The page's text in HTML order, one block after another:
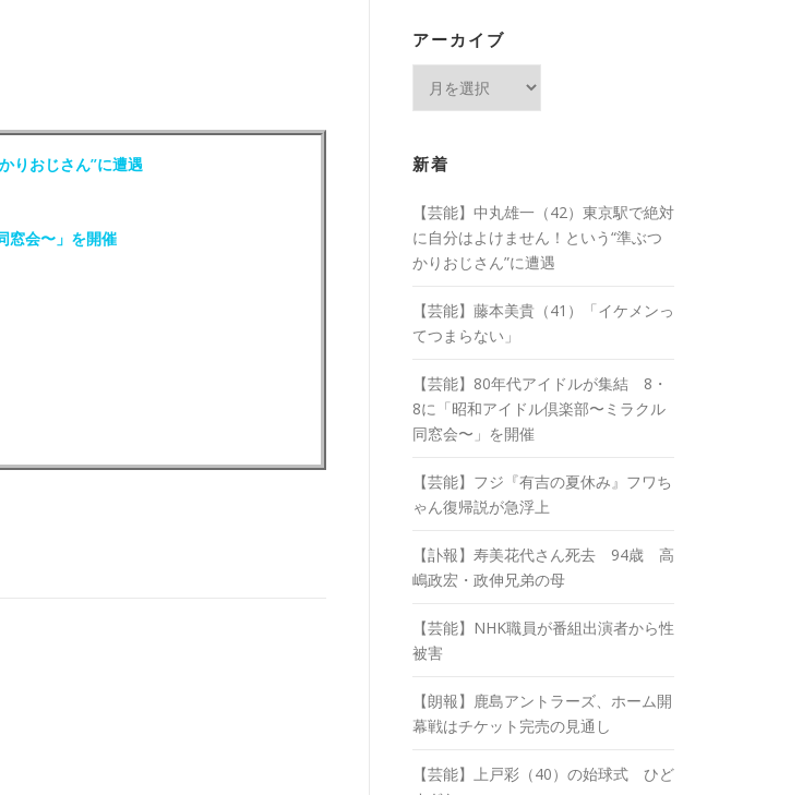
りおじさん”に遭遇
窓会〜」を開催
アーカイブ
イ
ブ
新着
【芸能】中丸雄一（42）東京駅で絶対
に自分はよけません！という“準ぶつ
かりおじさん”に遭遇
【芸能】藤本美貴（41）「イケメンっ
てつまらない」
【芸能】80年代アイドルが集結 8・
8に「昭和アイドル倶楽部〜ミラクル
同窓会〜」を開催
【芸能】フジ『有吉の夏休み』フワち
ゃん復帰説が急浮上
【訃報】寿美花代さん死去 94歳 高
嶋政宏・政伸兄弟の母
【芸能】NHK職員が番組出演者から性
被害
【朗報】鹿島アントラーズ、ホーム開
幕戦はチケット完売の見通し
【芸能】上戸彩（40）の始球式 ひど